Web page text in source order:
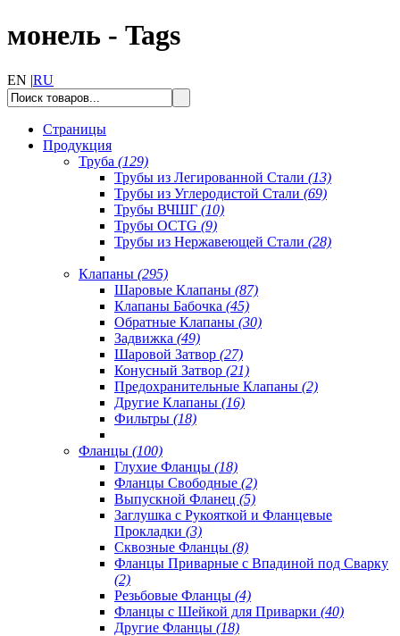
монель - Tags
EN |RU
Страницы
Продукция
Труба (129)
Трубы из Легированной Стали (13)
Трубы из Углеродистой Стали (69)
Трубы ВЧШГ (10)
Трубы OCTG (9)
Трубы из Нержавеющей Стали (28)
Клапаны (295)
Шаровые Клапаны (87)
Клапаны Бабочка (45)
Обратные Клапаны (30)
Задвижка (49)
Шаровой Затвор (27)
Конусный Затвор (21)
Предохранительные Клапаны (2)
Другие Клапаны (16)
Фильтры (18)
Фланцы (100)
Глухие Фланцы (18)
Фланцы Свободные (2)
Выпускной Фланец (5)
Заглушка с Рукояткой и Фланцевые
Прокладки (3)
Сквозные Фланцы (8)
Фланцы Приварные с Впадиной под Сварку
(2)
Резьбовые Фланцы (4)
Фланцы с Шейкой для Приварки (40)
Другие Фланцы (18)